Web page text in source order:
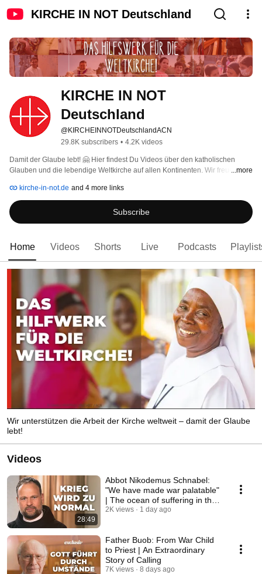
KIRCHE IN NOT Deutschland
KIRCHE IN NOT
Deutschland
@KIRCHEINNOTDeutschlandACN
29.8K subscribers • 4.2K videos
Damit der Glaube lebt! 🤗 Hier findest Du Videos über den katholischen
Glauben und die lebendige Weltkirche auf allen Kontinenten. Wir freuen uns
möchtest: Kanal abonnieren!
...more
kirche-in-not.de and 4 more links
Subscribe
Home Videos Shorts Live Podcasts
Wir unterstützen die Arbeit der Kirche weltweit – damit der Glaube
lebt!
Videos
28:49
Abbot Nikodemus Schnabel:
"We have made war palatable"
| The ocean of suffering in the
Holy Land
2K views 1 day ago
Father Buob: From War Child
to Priest | An Extraordinary
Story of Calling
7K views 8 days ago